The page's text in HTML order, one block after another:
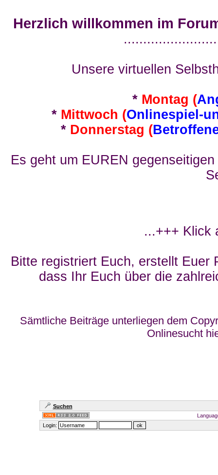
Herzlich willkommen im
Unsere virtuellen
* Montag (
* Mittwoch (Onlinespiel-
* Donnerstag (
Es geht um EUREN
...+++ Klick
Bitte registriert Euch, erstellt Euer
dass Ihr Euch über die
Sämtliche Beiträge unterliegen dem
Onlinesucht
Suchen
Login: